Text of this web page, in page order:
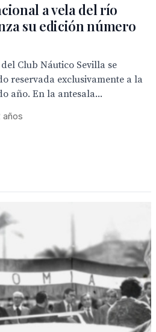
a vela del río
su edición número
Club Náutico Sevilla se
reservada exclusivamente a la
año. En la antesala...
años